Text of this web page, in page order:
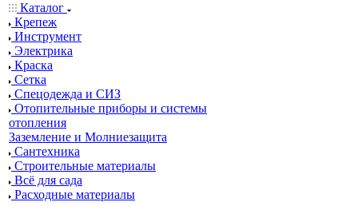
Каталог
Крепеж
Инструмент
Электрика
Краска
Сетка
Спецодежда и СИЗ
Отопительные приборы и системы
отопления
Заземление и Молниезащита
Сантехника
Строительные материалы
Всё для сада
Расходные материалы